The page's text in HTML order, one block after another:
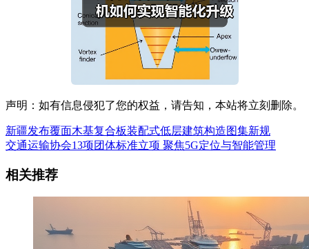
声明：如有信息侵犯了您的权益，请告知，本站将立刻删除。
新疆发布覆面木基复合板装配式低层建筑构造图集新规
交通运输协会13项团体标准立项 聚焦5G定位与智能管理
相关推荐